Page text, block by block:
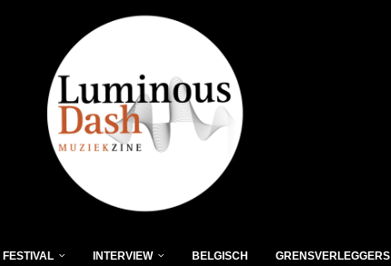
FESTIVAL INTERVIEW BELGISCH GRENSVERLEGGERS